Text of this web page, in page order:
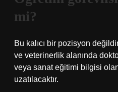
mi?
Bu kalıcı bir pozisyon
ve veterinerlik alanında
veya sanat eğitimi bilgisi
uzatılacaktır.